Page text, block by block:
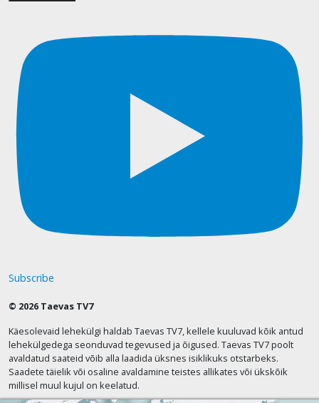
Subscribe
© 2026 Taevas TV7
Käesolevaid lehekülgi haldab Taevas TV7, kellele kuuluvad kõik antud
lehekülgedega seonduvad tegevused ja õigused. Taevas TV7 poolt
avaldatud saateid võib alla laadida üksnes isiklikuks otstarbeks.
Saadete täielik või osaline avaldamine teistes allikates või ükskõik
millisel muul kujul on keelatud.